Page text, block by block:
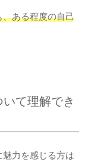
ある程度の自己
て理解でき
力を感じる方は